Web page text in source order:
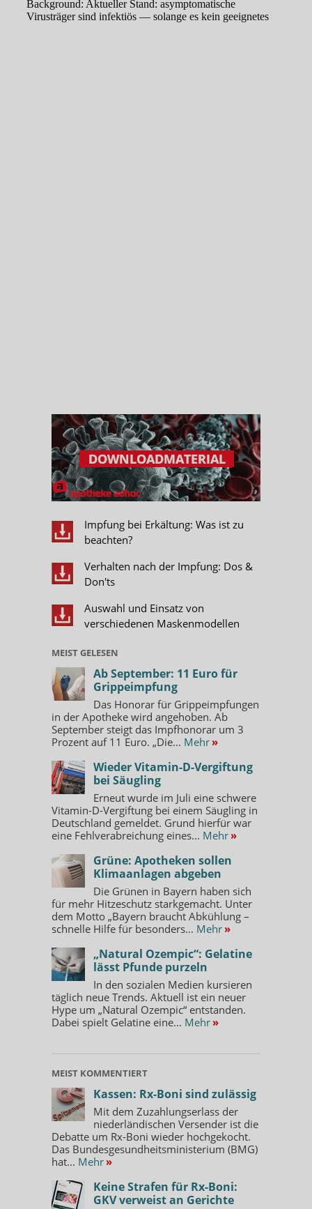
Impfung bei Erkältung: Was ist zu
beachten?
Verhalten nach der Impfung: Dos &
Don'ts
Auswahl und Einsatz von
verschiedenen Maskenmodellen
MEIST GELESEN
Ab September: 11 Euro für
Grippeimpfung
Das Honorar für Grippeimpfungen
in der Apotheke wird angehoben. Ab
September steigt das Impfhonorar um 3
Prozent auf 11 Euro. „Die... Mehr »
Wieder Vitamin-D-Vergiftung
bei Säugling
Erneut wurde im Juli eine schwere
Vitamin-D-Vergiftung bei einem Säugling in
Deutschland gemeldet. Grund hierfür war
eine Fehlverabreichung eines... Mehr »
Grüne: Apotheken sollen
Klimaanlagen abgeben
Die Grünen in Bayern haben sich
für mehr Hitzeschutz starkgemacht. Unter
dem Motto „Bayern braucht Abkühlung –
schnelle Hilfe für besonders... Mehr »
„Natural Ozempic“: Gelatine
lässt Pfunde purzeln
In den sozialen Medien kursieren
täglich neue Trends. Aktuell ist ein neuer
Hype um „Natural Ozempic“ entstanden.
Dabei spielt Gelatine eine... Mehr »
MEIST KOMMENTIERT
Kassen: Rx-Boni sind zulässig
Mit dem Zuzahlungserlass der
niederländischen Versender ist die
Debatte um Rx-Boni wieder hochgekocht.
Das Bundesgesundheitsministerium (BMG)
hat... Mehr »
Keine Strafen für Rx-Boni:
GKV verweist an Gerichte